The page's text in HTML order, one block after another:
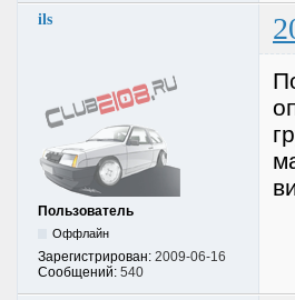
ils
Пользователь
Оффлайн
Зарегистрирован: 2009-06-16
Сообщений: 540